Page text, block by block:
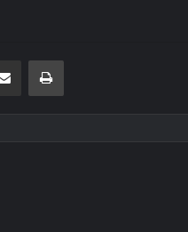
E-Posta ile paylaş Yazdır